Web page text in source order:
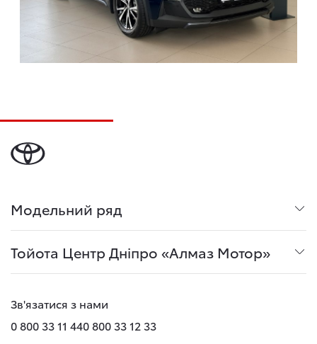
Модельний ряд
Тойота Центр Дніпро «Алмаз Мотор»
Зв'язатися з нами
0 800 33 11 440 800 33 12 33